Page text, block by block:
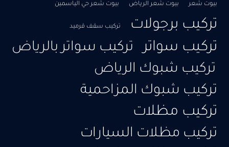
بيوت شعر بيوت شعر الرياض بيوت شعر حي الياسمين
تركيب برجولات تركيب سقف قرميد
تركيب سواتر
تركيب سواتر بالرياض
تركيب شبوك الرياض
تركيب شبوك المزاحمية
تركيب مظلات
تركيب مظلات السيارات